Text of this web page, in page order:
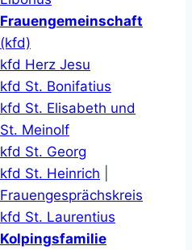
Frauengemeinschaft
(kfd)
kfd Herz Jesu
kfd St. Bonifatius
kfd St. Elisabeth und
St. Meinolf
kfd St. Georg
kfd St. Heinrich
Frauengesprächskreis
kfd St. Laurentius
Kolpingsfamilie